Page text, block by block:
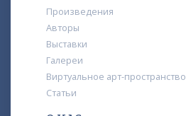
Произведения
Авторы
Выставки
Галереи
Виртуальное арт-пространство
Статьи